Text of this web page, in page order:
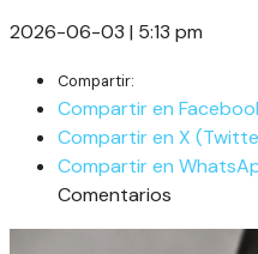
2026-06-03 | 5:13 pm
Compartir:
Compartir en
Compartir en X
Compartir en
Comentarios